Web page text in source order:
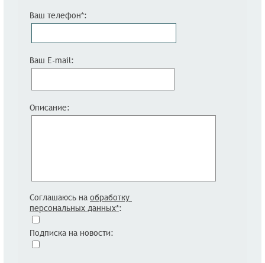
Ваш телефон*:
Ваш E-mail:
Описание:
Соглашаюсь на обработку
персональных данных*:
Подписка на новости: